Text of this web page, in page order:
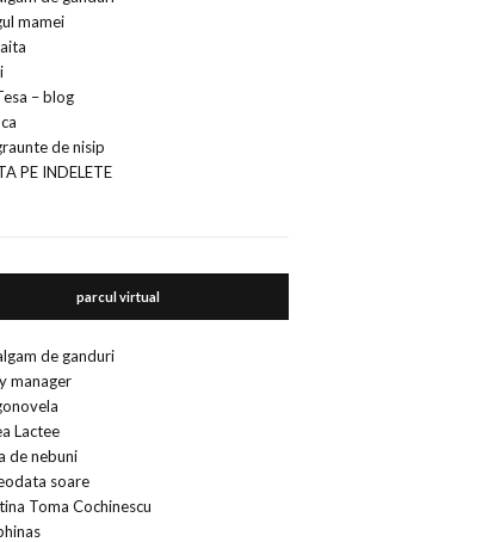
mamei
– blog
de nisip
PE INDELETE
parcul virtual
de ganduri
manager
Lactee
de nebuni
soare
Toma Cochinescu